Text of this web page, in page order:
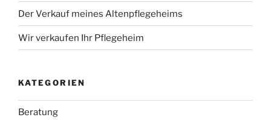
Der Verkauf meines Altenpflegeheims
Wir verkaufen Ihr Pflegeheim
KATEGORIEN
Beratung